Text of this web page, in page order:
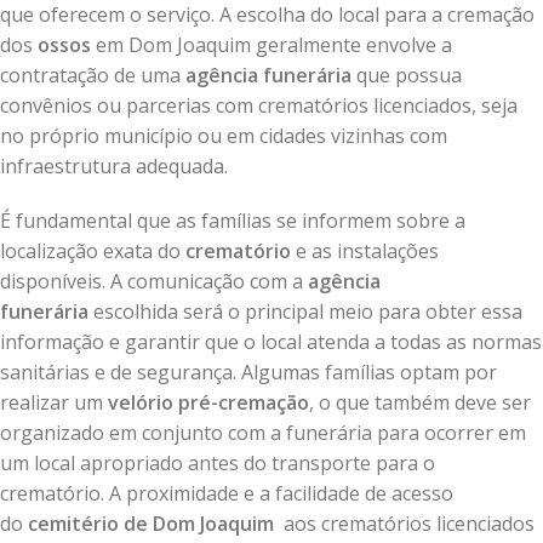
que oferecem o serviço. A escolha do local para a cremação
dos ossos em Dom Joaquim geralmente envolve a
contratação de uma agência funerária que possua
convênios ou parcerias com crematórios licenciados, seja
no próprio município ou em cidades vizinhas com
infraestrutura adequada.
É fundamental que as famílias se informem sobre a
localização exata do crematório e as instalações
disponíveis. A comunicação com a agência
funerária escolhida será o principal meio para obter essa
informação e garantir que o local atenda a todas as normas
sanitárias e de segurança. Algumas famílias optam por
realizar um velório pré-cremação, o que também deve ser
organizado em conjunto com a funerária para ocorrer em
um local apropriado antes do transporte para o
crematório. A proximidade e a facilidade de acesso
do cemitério de Dom Joaquim aos crematórios licenciados